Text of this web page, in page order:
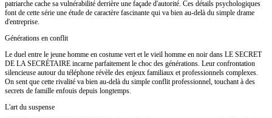
patriarche cache sa vulnérabilité derrière une façade d'autorité. Ces détails psychologiques
font de cette série une étude de caractère fascinante qui va bien au-delà du simple drame
d'entreprise.
Générations en conflit
Le duel entre le jeune homme en costume vert et le vieil homme en noir dans LE SECRET
DE LA SECRÉTAIRE incarne parfaitement le choc des générations. Leur confrontation
silencieuse autour du téléphone révèle des enjeux familiaux et professionnels complexes.
On sent que cette rivalité va bien au-delà du simple conflit professionnel, touchant à des
secrets de famille enfouis depuis longtemps.
L'art du suspense